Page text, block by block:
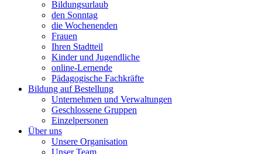
Bildungsurlaub
den Sonntag
die Wochenenden
Frauen
Ihren Stadtteil
Kinder und Jugendliche
online-Lernende
Pädagogische Fachkräfte
Bildung auf Bestellung
Unternehmen und Verwaltungen
Geschlossene Gruppen
Einzelpersonen
Über uns
Unsere Organisation
Unser Team